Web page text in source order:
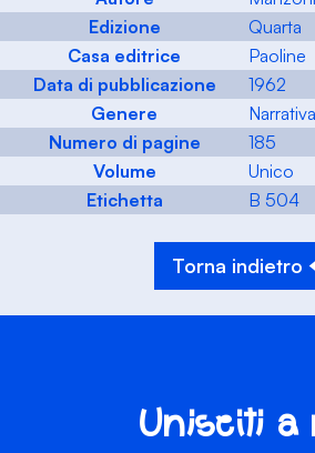
Edizione
Quarta
Casa editrice
Paoline
Data di pubblicazione
1962
Genere
Narrativa
Numero di pagine
185
Volume
Unico
Etichetta
B 504
Torna indietro
Unisciti a